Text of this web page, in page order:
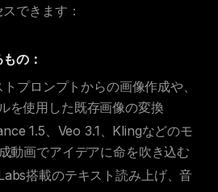
できます：
の：
プロンプトからの画像作成や、
を使用した既存画像の変換
1.5、Veo 3.1、Klingなどのモ
動画でアイデアに命を吹き込む
搭載のテキスト読み上げ、音